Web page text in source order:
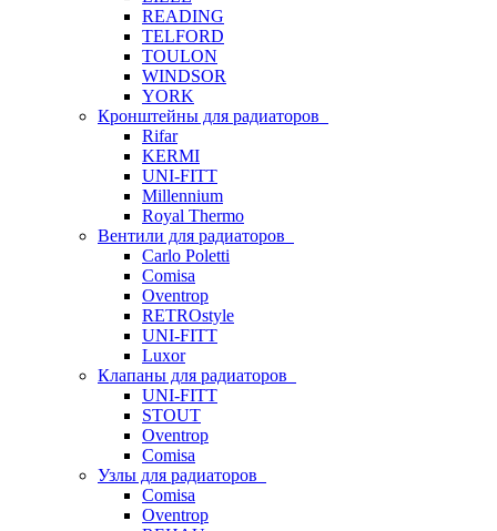
READING
TELFORD
TOULON
WINDSOR
YORK
Кронштейны для радиаторов
Rifar
KERMI
UNI-FITT
Millennium
Royal Thermo
Вентили для радиаторов
Carlo Poletti
Comisa
Oventrop
RETROstyle
UNI-FITT
Luxor
Клапаны для радиаторов
UNI-FITT
STOUT
Oventrop
Comisa
Узлы для радиаторов
Comisa
Oventrop